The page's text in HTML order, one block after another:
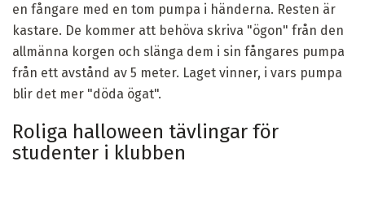
en fångare med en tom pumpa i händerna. Resten är
kastare. De kommer att behöva skriva "ögon" från den
allmänna korgen och slänga dem i sin fångares pumpa
från ett avstånd av 5 meter. Laget vinner, i vars pumpa
blir det mer "döda ögat".
Roliga halloween tävlingar för
studenter i klubben